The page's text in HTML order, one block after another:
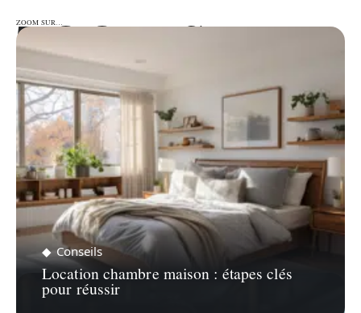
ZOOM SUR…
ZOOM SUR…
Conseils
Location chambre maison : étapes clés
pour réussir